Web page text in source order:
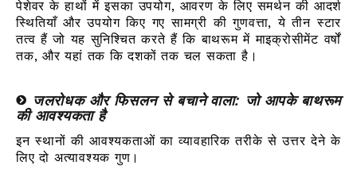
पेशेवर के हाथों में इसका उपयोग, आवरण के लिए समर्थन की आदर्श
स्थितियाँ और उपयोग किए गए सामग्री की गुणवत्ता, ये तीन स्टार
तत्व हैं जो यह सुनिश्चित करते हैं कि बाथरूम में माइक्रोसीमेंट वर्षों
तक, और यहां तक कि दशकों तक चल सकता है।
जलरोधक और फिसलन से बचाने वाला: जो आपके बाथरूम
की आवश्यकता है
इन स्थानों की आवश्यकताओं का व्यावहारिक तरीके से उत्तर देने के
लिए दो अत्यावश्यक गुण।